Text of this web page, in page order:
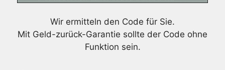
Wir ermitteln den Code für Sie.
Mit Geld-zurück-Garantie sollte der Code ohne
Funktion sein.